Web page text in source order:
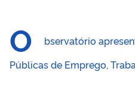
O
bservatório
Públicas de Emprego,